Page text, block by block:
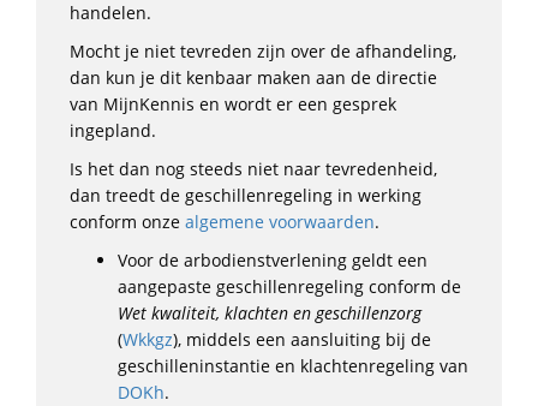
handelen.
Mocht je niet tevreden zijn over de afhandeling,
dan kun je dit kenbaar maken aan de directie
van MijnKennis en wordt er een gesprek
ingepland.
Is het dan nog steeds niet naar tevredenheid,
dan treedt de geschillenregeling in werking
conform onze algemene voorwaarden.
Voor de arbodienstverlening geldt een
aangepaste geschillenregeling conform de
Wet kwaliteit, klachten en geschillenzorg
(Wkkgz), middels een aansluiting bij de
geschilleninstantie en klachtenregeling van
DOKh.